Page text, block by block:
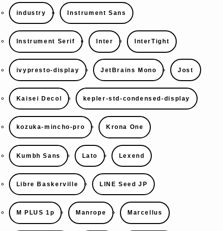
industry Instrument Sans
Instrument Serif Inter InterTight
ivypresto-display JetBrains Mono Jost
Kaisei Decol kepler-std-condensed-display
kozuka-mincho-pro Krona One
Kumbh Sans Lato Lexend
Libre Baskerville LINE Seed JP
M PLUS 1p Manrope Marcellus